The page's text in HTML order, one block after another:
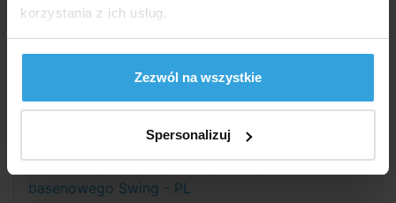
korzystania z ich usług.
Zezwól na wszystkie
Spersonalizuj
Maks. ładowność:
basenowego Swing - PL